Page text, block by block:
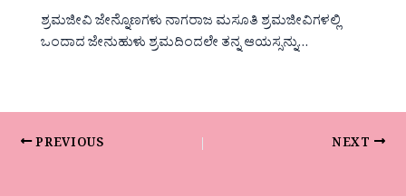
ಶ್ರಮಜೀವಿ ಜೇನ್ನೊಣಗಳು ನಾಗರಾಜ ಮಸೂತಿ ಶ್ರಮಜೀವಿಗಳಲ್ಲಿ
ಒಂದಾದ ಜೇನುಹುಳು ಶ್ರಮದಿಂದಲೇ ತನ್ನ ಆಯಸ್ಸನ್ನು…
PREVIOUS NEXT